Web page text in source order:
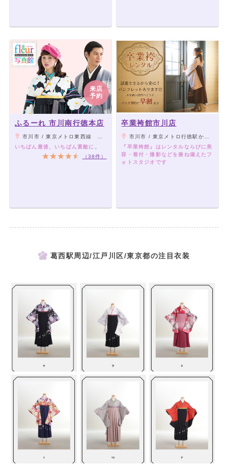
来店
予約
ふるーれ 市川南行徳本店
市川市 / 東京メトロ東西線 南行徳駅北口より徒歩1分
いちばん最後、いちばん素敵に。
（38件）
卒業袴館市川店
市川市 / 東京メトロ行徳駅から徒歩12分
『卒業袴館』はレンタルならびに美
容・着付・撮影などを兼ね備えたフ
ォトスタジオです
葛西駅周辺/江戸川区/東京都の注目衣装